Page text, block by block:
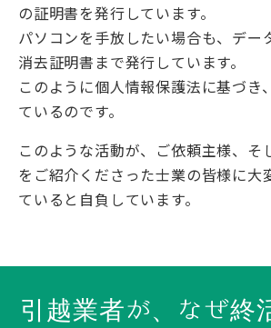
の証明書を発行しています。
パソコンを手放したい場合も、デー
消去証明書まで発行しています。
このように個人情報保護法に基づき
ているのです。
このような活動が、ご依頼主様、そ
をご紹介くださった士業の皆様に大
ていると自負しています。
引越業者が、なぜ終